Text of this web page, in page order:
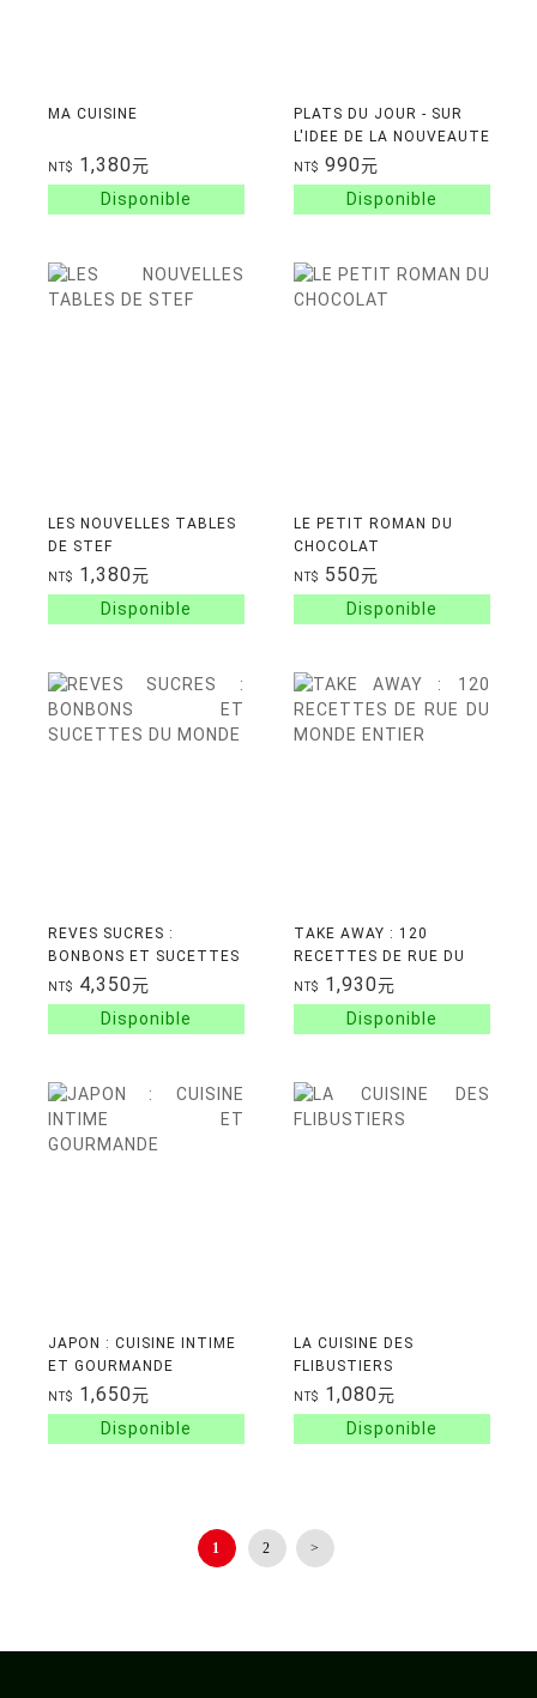
MA CUISINE
NT$ 1,380元
PLATS DU JOUR - SUR
L'IDEE DE LA NOUVEAUTE
EN CUISINE
NT$ 990元
LES NOUVELLES TABLES
DE STEF
NT$ 1,380元
LE PETIT ROMAN DU
CHOCOLAT
NT$ 550元
REVES SUCRES :
BONBONS ET SUCETTES
DU MONDE
NT$ 4,350元
TAKE AWAY : 120
RECETTES DE RUE DU
MONDE ENTIER
NT$ 1,930元
JAPON : CUISINE INTIME
ET GOURMANDE
NT$ 1,650元
LA CUISINE DES
FLIBUSTIERS
NT$ 1,080元
1 2 >